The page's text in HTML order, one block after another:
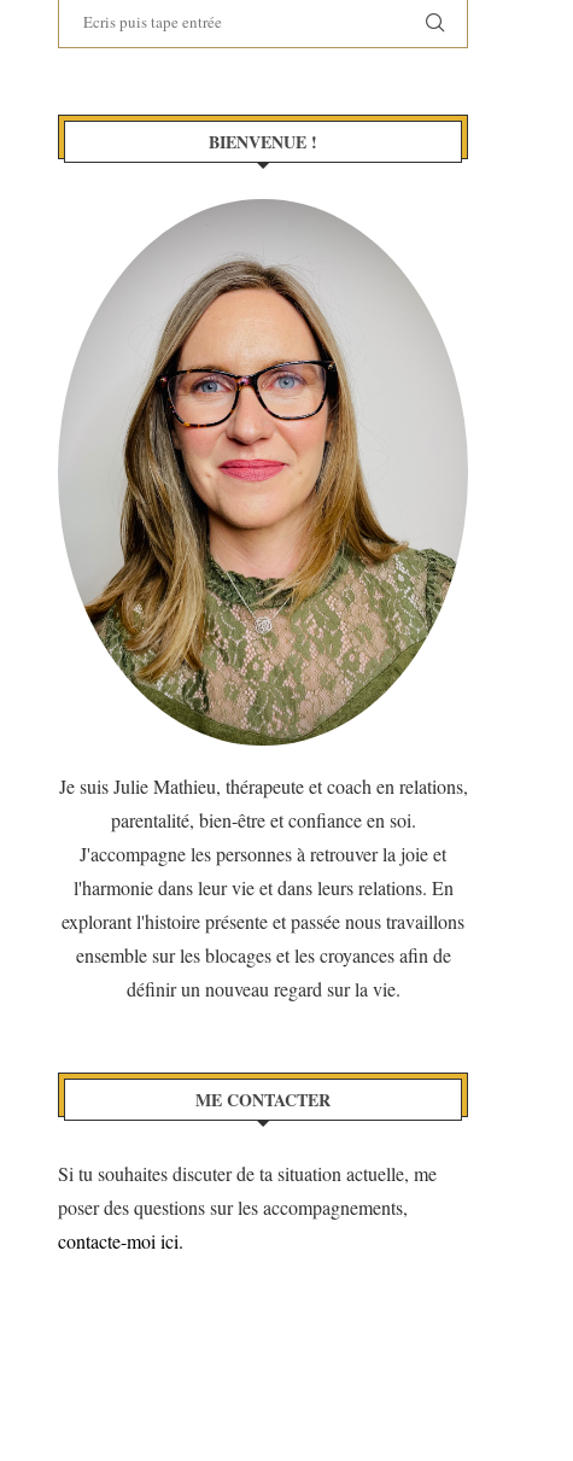
BIENVENUE !
Je suis Julie Mathieu, thérapeute et coach en relations,
parentalité, bien-être et confiance en soi.
J'accompagne les personnes à retrouver la joie et
l'harmonie dans leur vie et dans leurs relations. En
explorant l'histoire présente et passée nous travaillons
ensemble sur les blocages et les croyances afin de
définir un nouveau regard sur la vie.
ME CONTACTER
Si tu souhaites discuter de ta situation actuelle, me
poser des questions sur les accompagnements,
contacte-moi ici.